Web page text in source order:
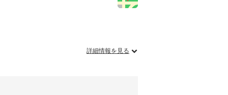
詳細情報を見る